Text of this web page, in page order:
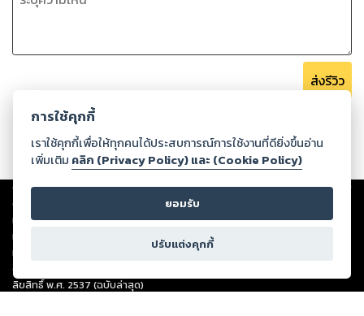
ส่งรีวิว
Copyright ©2026Storylog Co., Ltd. - สตอรี่ล็อกขอสงวนสิทธิ์ไม่รับผิดชอบ
ต่อผลงานหรือเนื้อหาใดที่อัปโหลดผ่านเว็บไซต์และปรากฏว่าละเมิดสิทธิใน
ทรัพย์สินทางปัญญาของบุคคลอื่นหรือขัดต่อกฎหมายและศีลธรรม ดังนั้น ผู้อ่าน
ทุกท่านโปรดใช้วิจารณญาณในการกลั่นกรองด้วยตนเอง และหากท่านพบว่าส่วน
หนึ่งส่วนใดขัดต่อกฎหมายและศีลธรรม กรุณาแจ้งมายังบริษัท เพื่อทีมงานจะได้
ดำเนินการในทันที ทั้งนี้ ทางสตอรี่ล็อกขอสงวนลิขสิทธิ์ตามพระราชบัญญัติ
ลิขสิทธิ์ พ.ศ. 2537 (ฉบับล่าสุด)
การใช้คุกกี้
เราใช้คุกกี้เพื่อให้ทุกคนได้ประสบการณ์การใช้งานที่ดียิ่งขึ้นอ่าน
เพิ่มเติม คลิก (Privacy Policy) และ (Cookie Policy)
ยอมรับ
ปรับแต่งคุกกี้